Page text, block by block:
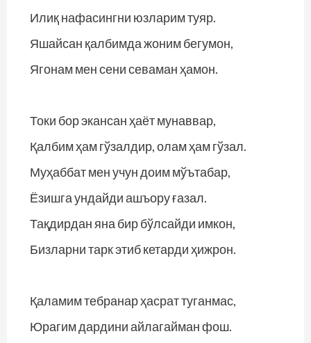
Илиқ нафасингни юзларим туяр.
Яшайсан қалбимда жоним бегумон,
Ягонам мен сени севаман ҳамон.
Токи бор экансан ҳаёт мунаввар,
Қалбим ҳам гўзалдир, олам ҳам гўзал.
Муҳаббат мен учун доим мўътабар,
Ёзишга ундайди ашъору ғазал.
Тақдирдан яна бир бўлсайди имкон,
Бизларни тарк этиб кетарди ҳижрон.
Қаламим тебранар ҳасрат туганмас,
Юрагим дардини айлагайман фош.